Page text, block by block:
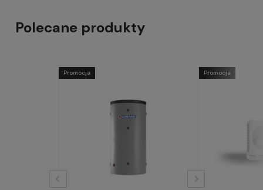
Polecane produkty
Promocja Promocja